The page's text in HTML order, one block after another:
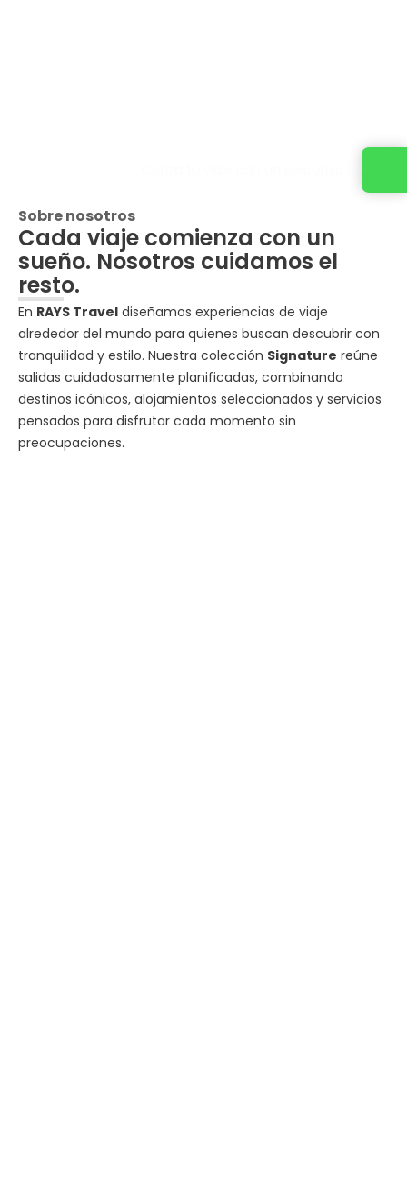
Sobre nosotros
Cada viaje comienza con un
sueño. Nosotros cuidamos el
resto.
En RAYS Travel diseñamos experiencias de viaje
alrededor del mundo para quienes buscan descubrir con
tranquilidad y estilo. Nuestra colección Signature reúne
salidas cuidadosamente planificadas, combinando
destinos icónicos, alojamientos seleccionados y servicios
pensados para disfrutar cada momento sin
preocupaciones.